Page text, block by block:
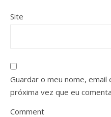
Site
Guardar o meu nome,
próxima vez que eu
Comment